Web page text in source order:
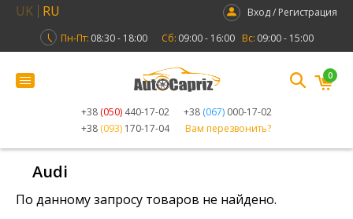
UK RU
Вход / Регистрация
Пн-Пт: 08:30 - 18:00 Сб: 09:00 - 16:00 Вс: 09:00 - 15:00
+38 (050) 440-17-02 +38 (067) 000-17-02
+38 (093) 170-17-04 Вам перезвонить?
0
Audi
По данному запросу товаров не найдено.